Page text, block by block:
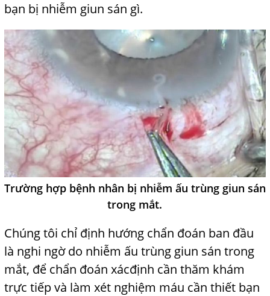
bạn bị nhiễm giun sán gì.
Trường hợp bệnh nhân bị nhiễm ấu trùng giun sán
trong mắt.
Chúng tôi chỉ định hướng chẩn đoán ban đầu
là nghi ngờ do nhiễm ấu trùng giun sán trong
mắt, để chẩn đoán xácđịnh cần thăm khám
trực tiếp và làm xét nghiệm máu cần thiết bạn